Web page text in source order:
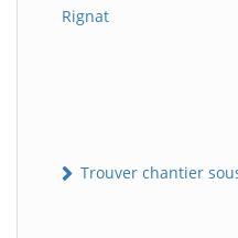
Rignat
Trouver chantier